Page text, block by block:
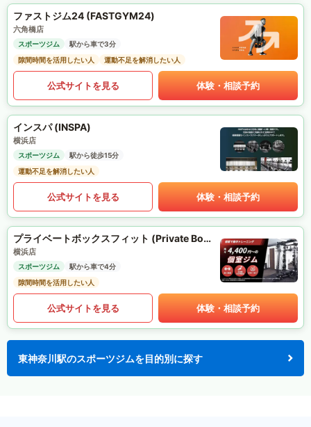
ファストジム24 (FASTGYM24)
六角橋店
スポーツジム
駅から車で3分
隙間時間を活用したい人
運動不足を解消したい人
公式サイトを見る 体験・相談予約
インスパ (INSPA)
横浜店
スポーツジム
駅から徒歩15分
運動不足を解消したい人
公式サイトを見る 体験・相談予約
プライベートボックスフィット (Private Box Fit)
横浜店
スポーツジム
駅から車で4分
隙間時間を活用したい人
公式サイトを見る 体験・相談予約
東神奈川駅のスポーツジムを目的別に探す